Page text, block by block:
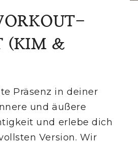
TEAM
(KIM &
Präsenz in deiner
und äußere
und erlebe dich
Version. Wir